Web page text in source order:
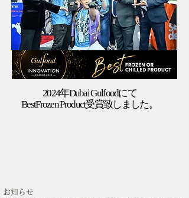
2024年Dubai Gulfoodにて
​BestFrozen Product受賞致しました。
お知らせ